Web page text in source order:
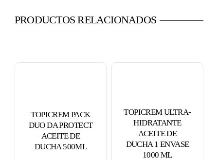
PRODUCTOS RELACIONADOS
TOPICREM PACK
DUO DA PROTECT
ACEITE DE
DUCHA 500ML
TOPICREM ULTRA-
HIDRATANTE
ACEITE DE
DUCHA 1 ENVASE
1000 ML